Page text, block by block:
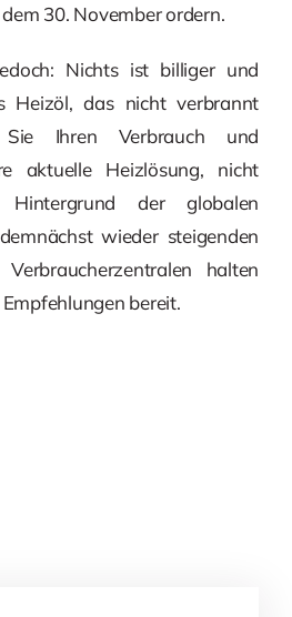
30. November ordern.
Nichts ist billiger und
Heizöl, das nicht verbrannt
Ihren Verbrauch und
aktuelle Heizlösung, nicht
der globalen
wieder steigenden
halten
bereit.